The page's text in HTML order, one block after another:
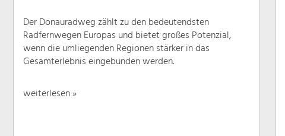
Der Donauradweg zählt zu den bedeutendsten
Radfernwegen Europas und bietet großes Potenzial,
wenn die umliegenden Regionen stärker in das
Gesamterlebnis eingebunden werden.
weiterlesen »